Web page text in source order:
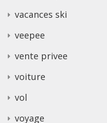
vacances ski
veepee
vente privee
voiture
vol
voyage